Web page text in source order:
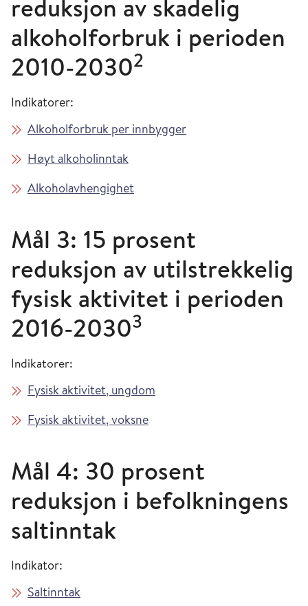
reduksjon av skadelig
alkoholforbruk i perioden
2010-20302
Indikatorer:
Alkoholforbruk per innbygger
Høyt alkoholinntak
Alkoholavhengighet
Mål 3: 15 prosent
reduksjon av utilstrekkelig
fysisk aktivitet i perioden
2016-20303
Indikatorer:
Fysisk aktivitet, ungdom
Fysisk aktivitet, voksne
Mål 4: 30 prosent
reduksjon i befolkningens
saltinntak
Indikator:
Saltinntak